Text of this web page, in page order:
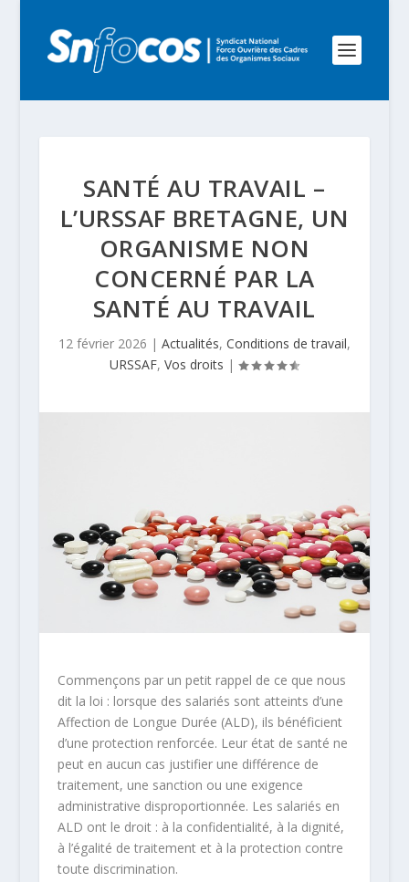
SANTÉ AU TRAVAIL –
L’URSSAF BRETAGNE, UN
ORGANISME NON
CONCERNÉ PAR LA
SANTÉ AU TRAVAIL
12 février 2026 | Actualités, Conditions de travail,
URSSAF,Vos droits |
Commençons par un petit rappel de ce que nous
dit la loi : lorsque des salariés sont atteints d’une
Affection de Longue Durée (ALD), ils bénéficient
d’une protection renforcée. Leur état de santé ne
peut en aucun cas justifier une différence de
traitement, une sanction ou une exigence
administrative disproportionnée. Les salariés en
ALD ont le droit : à la confidentialité, à la dignité,
à l’égalité de traitement et à la protection contre
toute discrimination.